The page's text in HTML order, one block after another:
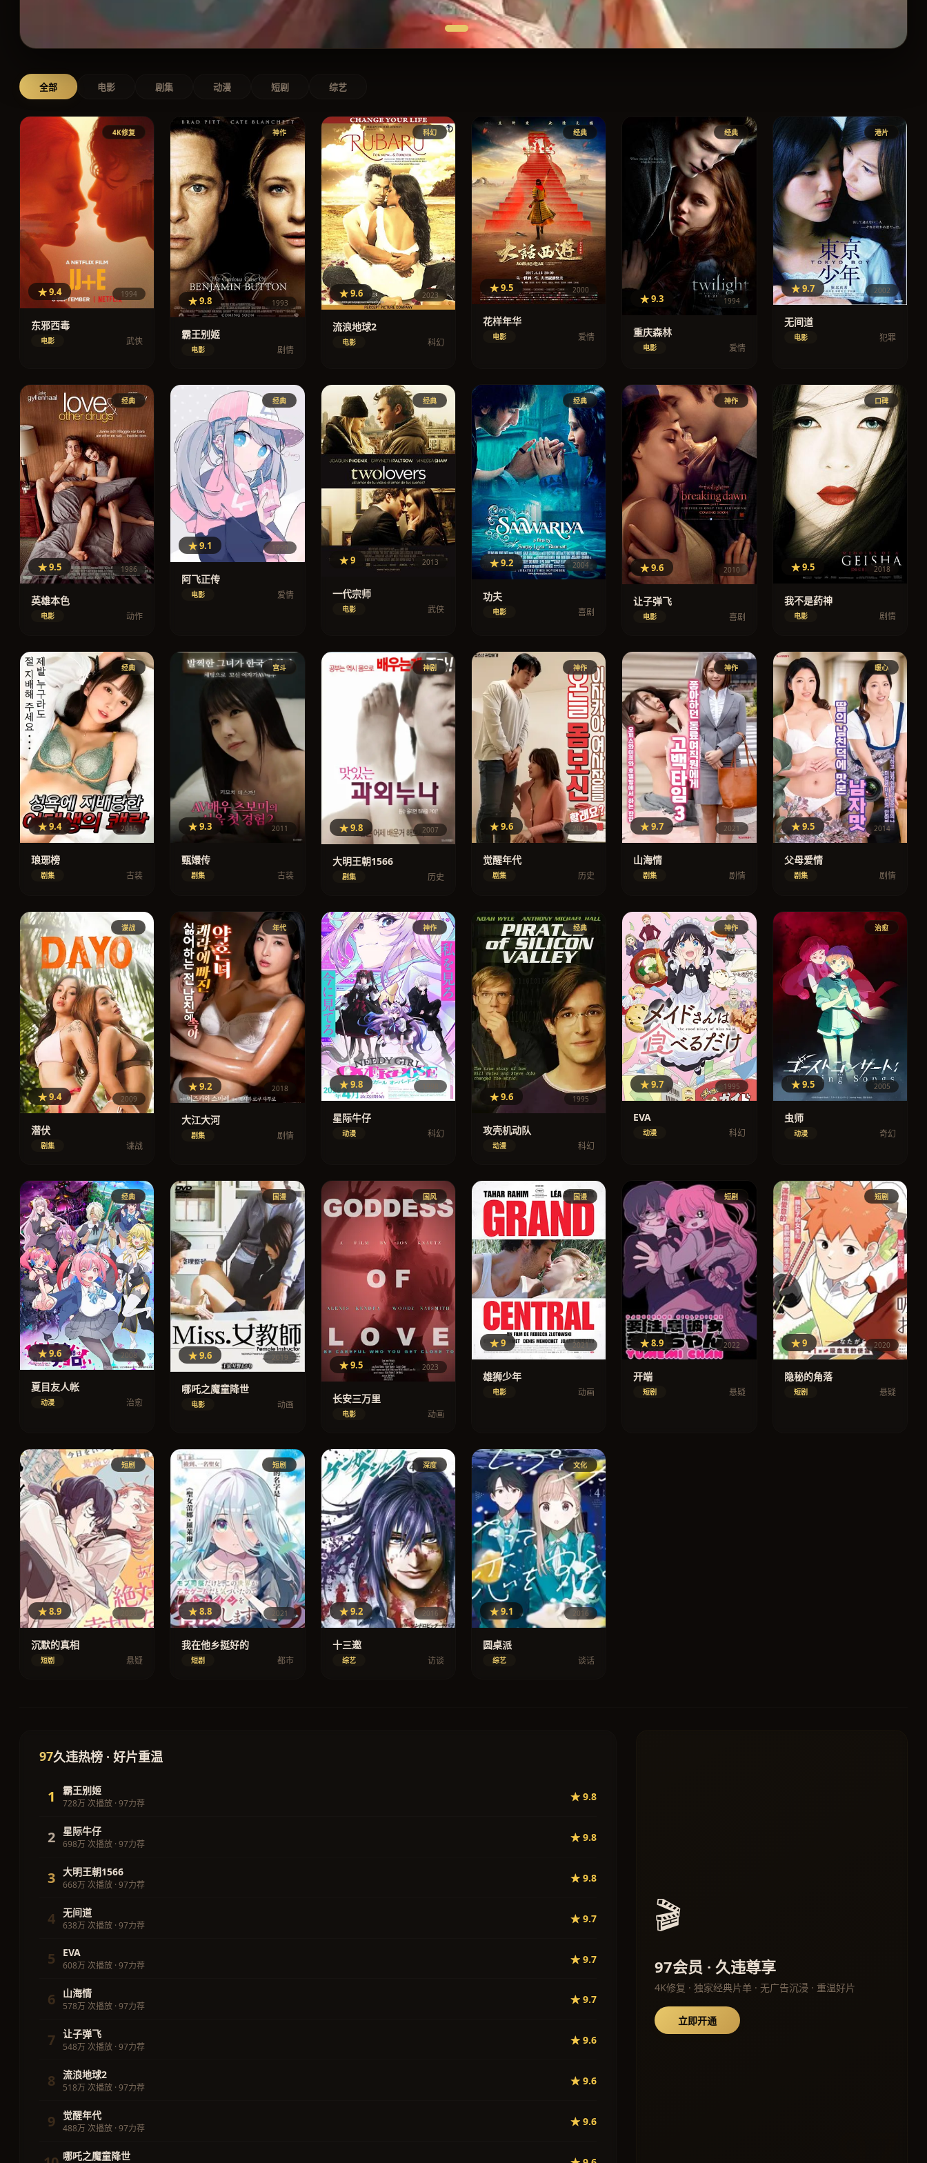
全部 电影 剧集 动漫 短剧 综艺
4K修复
★ 9.4 1994
东邪西毒
电影 武侠
神作
★ 9.8 1993
霸王别姬
电影 剧情
科幻
★ 9.6 2023
流浪地球2
电影 科幻
经典
★ 9.5 2000
花样年华
电影 爱情
经典
★ 9.3 1994
重庆森林
电影 爱情
港片
★ 9.7 2002
无间道
电影 犯罪
经典
★ 9.5 1986
英雄本色
电影 动作
经典
★ 9.1 1990
阿飞正传
电影 爱情
经典
★ 9 2013
一代宗师
电影 武侠
经典
★ 9.2 2004
功夫
电影 喜剧
神作
★ 9.6 2010
让子弹飞
电影 喜剧
口碑
★ 9.5 2018
我不是药神
电影 剧情
经典
★ 9.4 2015
琅琊榜
剧集 古装
宫斗
★ 9.3 2011
甄嬛传
剧集 古装
神剧
★ 9.8 2007
大明王朝1566
剧集 历史
神作
★ 9.6 2021
觉醒年代
剧集 历史
神作
★ 9.7 2021
山海情
剧集 剧情
暖心
★ 9.5 2014
父母爱情
剧集 剧情
谍战
★ 9.4 2009
潜伏
剧集 谍战
年代
★ 9.2 2018
大江大河
剧集 剧情
神作
★ 9.8
星际牛仔
动漫 科幻
经典
★ 9.6 1995
攻壳机动队
动漫 科幻
神作
★ 9.7 1995
EVA
动漫 科幻
治愈
★ 9.5 2005
虫师
动漫 奇幻
经典
★ 9.6 2008
夏目友人帐
动漫 治愈
国漫
★ 9.6 2019
哪吒之魔童降世
电影 动画
国风
★ 9.5 2023
长安三万里
电影 动画
国漫
★ 9 2021
雄狮少年
电影 动画
短剧
★ 8.9 2022
开端
短剧 悬疑
短剧
★ 9 2020
隐秘的角落
短剧 悬疑
短剧
★ 8.9
沉默的真相
短剧 悬疑
短剧
★ 8.8 2021
我在他乡挺好的
短剧 都市
深度
★ 9.2 2016
十三邀
综艺 访谈
文化
★ 9.1 2016
圆桌派
综艺 谈话
97久违热榜 · 好片重温
1 霸王别姬
728万 次播放 · 97力荐
★ 9.8
2 星际牛仔
698万 次播放 · 97力荐
★ 9.8
3 大明王朝1566
668万 次播放 · 97力荐
★ 9.8
4 无间道
638万 次播放 · 97力荐
★ 9.7
5 EVA
608万 次播放 · 97力荐 ★ 9.7
6 山海情
578万 次播放 · 97力荐
★ 9.7
7 让子弹飞
548万 次播放 · 97力荐
★ 9.6
8 流浪地球2
518万 次播放 · 97力荐
★ 9.6
9 觉醒年代
488万 次播放 · 97力荐
★ 9.6
哪吒之魔童降世
🎬
97会员 · 久违尊享
4K修复 · 独家经典片单 · 无广告沉浸 · 重温好片
立即开通